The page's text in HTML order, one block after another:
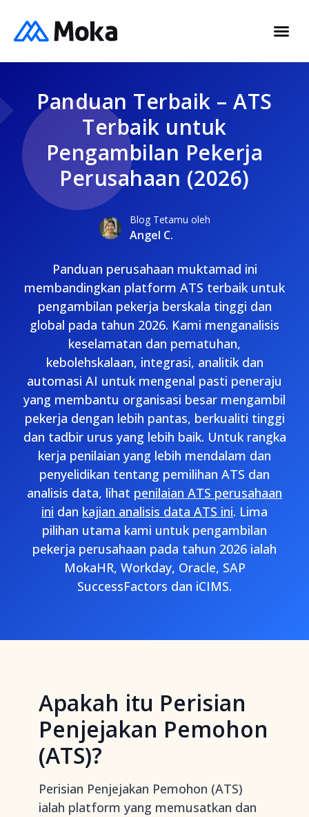
Panduan Terbaik – ATS
Terbaik untuk
Pengambilan Pekerja
Perusahaan (2026)
Blog Tetamu oleh
Angel C.
Panduan perusahaan muktamad ini
membandingkan platform ATS terbaik untuk
pengambilan pekerja berskala tinggi dan
global pada tahun 2026. Kami menganalisis
keselamatan dan pematuhan,
kebolehskalaan, integrasi, analitik dan
automasi AI untuk mengenal pasti peneraju
yang membantu organisasi besar mengambil
pekerja dengan lebih pantas, berkualiti tinggi
dan tadbir urus yang lebih baik. Untuk rangka
kerja penilaian yang lebih mendalam dan
penyelidikan tentang pemilihan ATS dan
analisis data, lihat penilaian ATS perusahaan
ini dan kajian analisis data ATS ini. Lima
pilihan utama kami untuk pengambilan
pekerja perusahaan pada tahun 2026 ialah
MokaHR, Workday, Oracle, SAP
SuccessFactors dan iCIMS.
Apakah itu Perisian
Penjejakan Pemohon
(ATS)?
Perisian Penjejakan Pemohon (ATS)
ialah platform yang memusatkan dan